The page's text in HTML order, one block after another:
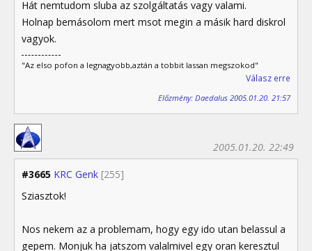
Hát nemtudom sluba az szolgáltatás vagy valami.
Holnap bemásolom mert msot megin a másik hard diskrol
vagyok.
"Az elso pofon a legnagyobb,aztán a tobbit lassan megszokod"
Válasz erre
Előzmény: Daedalus 2005.01.20. 21:57
#3665 KRC Genk [255]
2005.01.20. 22:49
Sziasztok!
Nos nekem az a problemam, hogy egy ido utan belassul a
gepem. Monjuk ha jatszom valalmivel egy oran keresztul